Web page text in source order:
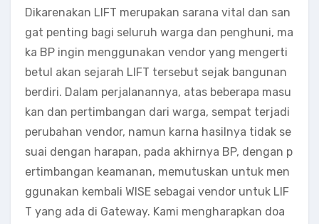
Dikarenakan LIFT merupakan sarana vital dan san
gat penting bagi seluruh warga dan penghuni, ma
ka BP ingin menggunakan vendor yang mengerti
betul akan sejarah LIFT tersebut sejak bangunan
berdiri. Dalam perjalanannya, atas beberapa masu
kan dan pertimbangan dari warga, sempat terjadi
perubahan vendor, namun karna hasilnya tidak se
suai dengan harapan, pada akhirnya BP, dengan p
ertimbangan keamanan, memutuskan untuk men
ggunakan kembali WISE sebagai vendor untuk LIF
T yang ada di Gateway. Kami mengharapkan doa